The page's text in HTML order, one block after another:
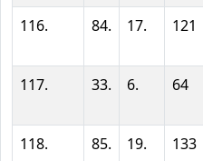
116. 84. 17. 121
117. 33. 6. 64
118. 85. 19. 133